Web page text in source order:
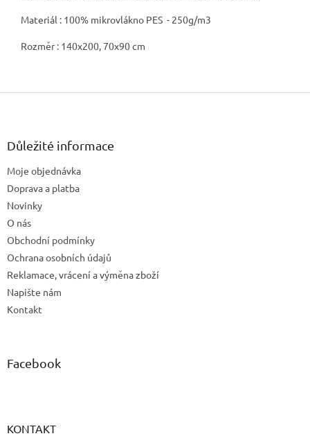
Materiál : 100% mikrovlákno PES - 250g/m3
Rozměr : 140x200, 70x90 cm
Z
Důležité informace
Moje objednávka
Doprava a platba
Novinky
O nás
Obchodní podmínky
Ochrana osobních údajů
Reklamace, vrácení a výměna zboží
Napište nám
Kontakt
Facebook
KONTAKT